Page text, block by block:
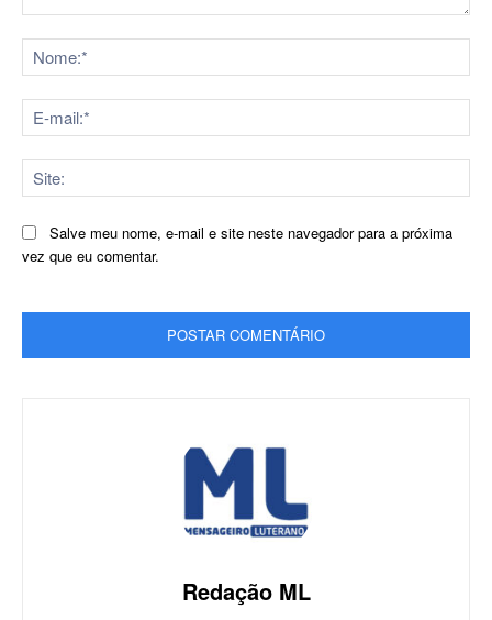
Salve meu nome, e-mail e site neste navegador para a próxima
vez que eu comentar.
Redação ML